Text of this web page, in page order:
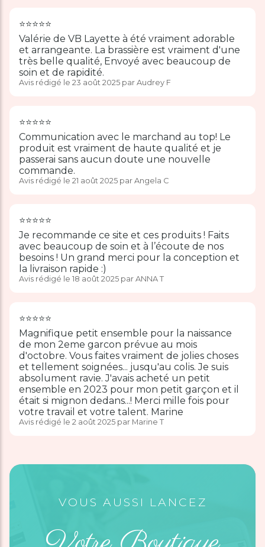
⭐️⭐️⭐️⭐️⭐️
Valérie de VB Layette à été vraiment adorable
et arrangeante. La brassière est vraiment d'une
très belle qualité, Envoyé avec beaucoup de
soin et de rapidité.
Avis rédigé le 23 août 2025 par Audrey F
⭐️⭐️⭐️⭐️⭐️
Communication avec le marchand au top! Le
produit est vraiment de haute qualité et je
passerai sans aucun doute une nouvelle
commande.
Avis rédigé le 21 août 2025 par Angela C
⭐️⭐️⭐️⭐️⭐️
Je recommande ce site et ces produits ! Faits
avec beaucoup de soin et à l’écoute de nos
besoins ! Un grand merci pour la conception et
la livraison rapide :)
Avis rédigé le 18 août 2025 par ANNA T
⭐️⭐️⭐️⭐️⭐️
Magnifique petit ensemble pour la naissance
de mon 2eme garcon prévue au mois
d'octobre. Vous faites vraiment de jolies choses
et tellement soignées... jusqu'au colis. Je suis
absolument ravie. J'avais acheté un petit
ensemble en 2023 pour mon petit garçon et il
était si mignon dedans...! Merci mille fois pour
votre travail et votre talent. Marine
Avis rédigé le 2 août 2025 par Marine T
VOUS AUSSI LANCEZ